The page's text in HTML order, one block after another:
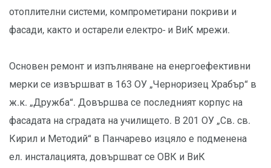
отоплителни системи, компрометирани покриви и
фасади, както и остарели електро- и ВиК мрежи.
Основен ремонт и изпълняване на енергоефективни
мерки се извършват в 163 ОУ „Черноризец Храбър“ в
ж.к. „Дружба“. Довършва се последният корпус на
фасадата на сградата на училището. В 201 ОУ „Св. св.
Кирил и Методий“ в Панчарево изцяло е подменена
ел. инсталацията, довършват се ОВК и ВиК